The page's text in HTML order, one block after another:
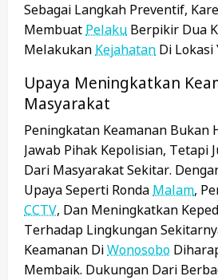
Sebagai Langkah Preventif,
MembuatPelaku Berpikir Dua
MelakukanKejahatan Di Lokasi
Upaya Meningkatkan
Masyarakat
Peningkatan Keamanan Bukan
Jawab Pihak Kepolisian, Tetapi
Dari Masyarakat Sekitar.
Upaya Seperti RondaMalam,
CCTV, Dan Meningkatkan
Terhadap Lingkungan
Keamanan DiWonosobo
Membaik. Dukungan Dari